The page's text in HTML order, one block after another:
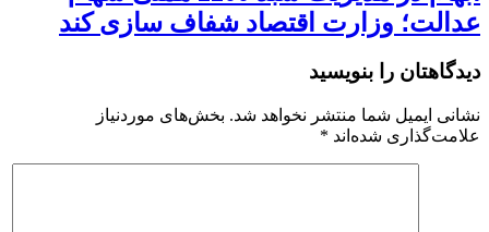
عدالت؛ وزارت اقتصاد شفاف سازی کند
دیدگاهتان را بنویسید
نشانی ایمیل شما منتشر نخواهد شد. بخش‌های موردنیاز
علامت‌گذاری شده‌اند *